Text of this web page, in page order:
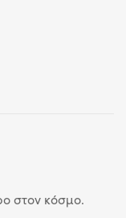
στον κόσμο.